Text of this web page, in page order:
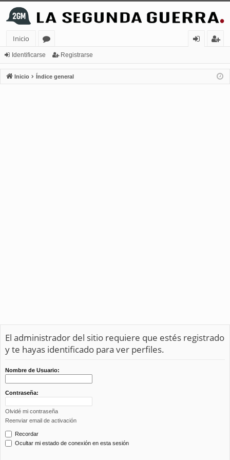
Inicio
or
os
nt
ifi
ist
ra
Identificarse Registrarse
Inicio Índice general
El administrador del sitio requiere que estés registrado
y te hayas identificado para ver perfiles.
Nombre de Usuario:
Contraseña:
Olvidé mi contraseña
Reenviar email de activación
Recordar
Ocultar mi estado de conexión en esta sesión